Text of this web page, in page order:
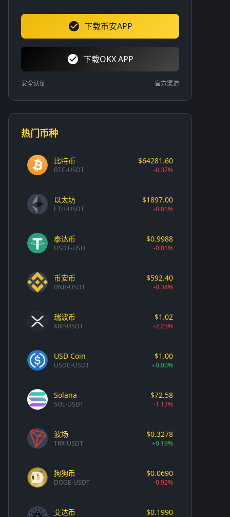
下载币安APP
下载OKX APP
安全认证 官方渠道
热门币种
比特币
BTC-USDT
$64281.60
-0.37%
以太坊
ETH-USDT
$1897.00
-0.01%
泰达币
USDT-USD
$0.9988
-0.01%
币安币
BNB-USDT
$592.40
-0.34%
瑞波币
XRP-USDT
$1.02
-2.23%
USD Coin
USDC-USDT
$1.00
+0.00%
Solana
SOL-USDT
$72.58
-1.17%
波场
TRX-USDT
$0.3278
+0.19%
狗狗币
DOGE-USDT
$0.0690
-0.92%
艾达币 $0.1990